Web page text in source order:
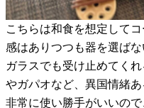
こちらは和食を想定して
感はありつつも器を選ば
ガラスでも受け止めてく
やガパオなど、異国情緒
非常に使い勝手がいいの